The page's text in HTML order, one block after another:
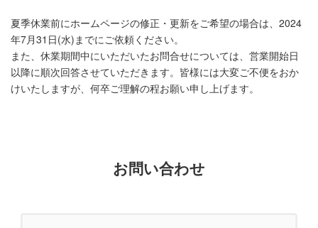
夏季休業前にホームページの修正・更新をご希望の場合は、2024
年7月31日(水)までにご依頼ください。
また、休業期間中にいただいたお問合せについては、営業開始日
以降に順次回答させていただきます。皆様には大変ご不便をおか
けいたしますが、何卒ご理解の程お願い申し上げます。
お問い合わせ